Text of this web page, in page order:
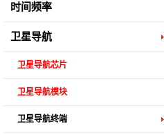
时间频率
卫星导航
卫星导航芯片
卫星导航模块
卫星导航终端